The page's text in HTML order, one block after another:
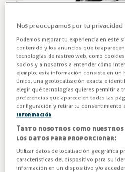
Abrazadera
Clip prensacristal 45x40x28
redondo Ø43-50,8mm, para
Nos preocupamos por tu privacidad
Podemos mejorar tu experiencia en este
contenido y los anuncios que te
tecnologías de rastreo web, como
socios y a nosotros a entender cómo
ejemplo, esta información consiste en un
único, una geolocalización exacta e
elegir qué tecnologías quieres permitir a
preferencias que aparece en todas las
configuración y retirar tu consentimiento
información
Tanto nosotros como
los datos para proporcionar:
Utilizar datos de localización geográfica
características del dispositivo para su
información en un dispositivo y/o